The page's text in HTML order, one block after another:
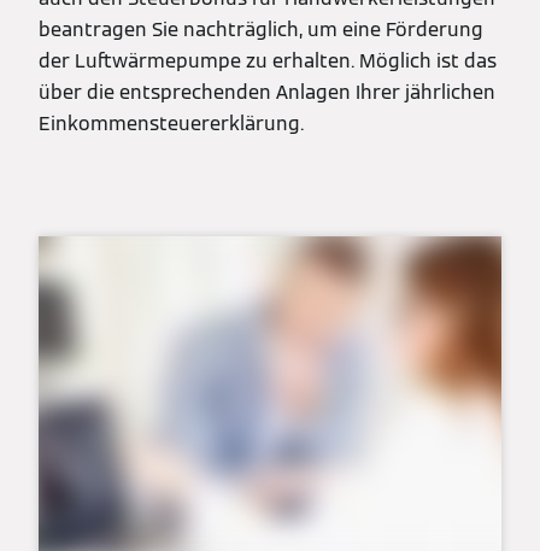
beantragen Sie nachträglich, um eine Förderung
der Luftwärmepumpe zu erhalten. Möglich ist das
über die entsprechenden Anlagen Ihrer jährlichen
Einkommensteuererklärung.